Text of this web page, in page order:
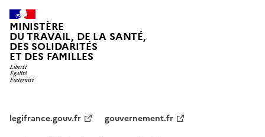
MINISTÈRE
DU TRAVAIL, DE LA SANTÉ,
DES SOLIDARITÉS
ET DES FAMILLES
legifrance.gouv.fr
gouvernement.fr